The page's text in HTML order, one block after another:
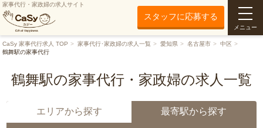
家事代行・家政婦の求人サイト
スタッフに応募する
メニュー
CaSy 家事代行求人 TOP 家事代行･家政婦の求人一覧 愛知県 名古屋市
中区
鶴舞駅の家事代行
鶴舞駅の家事代行・家政婦の求人一覧
エリアから探す 最寄駅から探す